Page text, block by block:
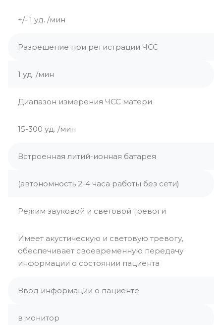
+/- 1 уд. /мин
Разрешение при регистрации ЧСС
1 уд. /мин
Диапазон измерения ЧСС матери
15-300 уд. /мин
Встроенная литий-ионная батарея
(автономность 2-4 часа работы без сети)
Режим звуковой и световой тревоги
Имеет акустическую и световую тревогу,
обеспечивает своевременную передачу
информации о состоянии пациента
Ввод информации о пациенте
в монитор